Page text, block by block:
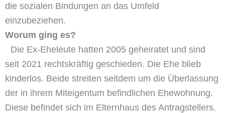
die sozialen Bindungen an das Umfeld
einzubeziehen.
Worum ging es?
Die Ex-Eheleute hatten 2005 geheiratet und sind
seit 2021 rechtskräftig geschieden. Die Ehe blieb
kinderlos. Beide streiten seitdem um die Überlassung
der in ihrem Miteigentum befindlichen Ehewohnung.
Diese befindet sich im Elternhaus des Antragstellers.